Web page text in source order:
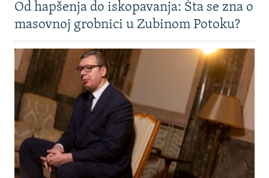
Od hapšenja do iskopavanja: Šta se zna o
masovnoj grobnici u Zubinom Potoku?